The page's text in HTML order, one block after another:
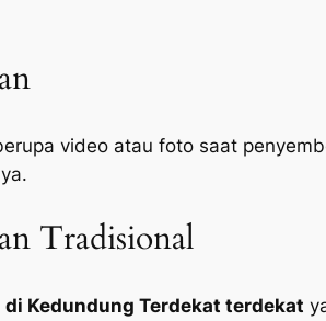
video atau foto saat
Tradisional
di Kedundung Terdekat terdekat